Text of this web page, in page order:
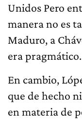
Unidos Pero
manera no es
Maduro, a
era pragmático.
En cambio,
que de hecho
en materia de